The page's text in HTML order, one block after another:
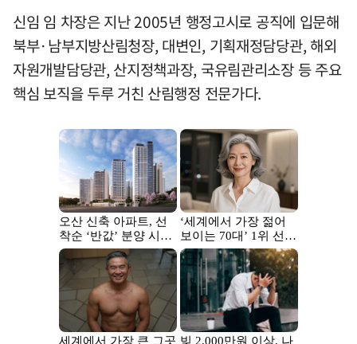
신임 임 차장은 지난 2005년 행정고시로 공직에 입문해
북부·남부지방산림청장, 대변인, 기획재정담당관, 해외
자원개발담당관, 산지정책과장, 국유림관리소장 등 주요
핵심 보직을 두루 거친 산림행정 전문가다.